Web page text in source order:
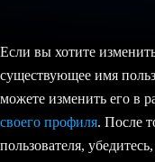
Если вы хотите
существующее имя
можете изменить его в
своего профиля. После
пользователя,